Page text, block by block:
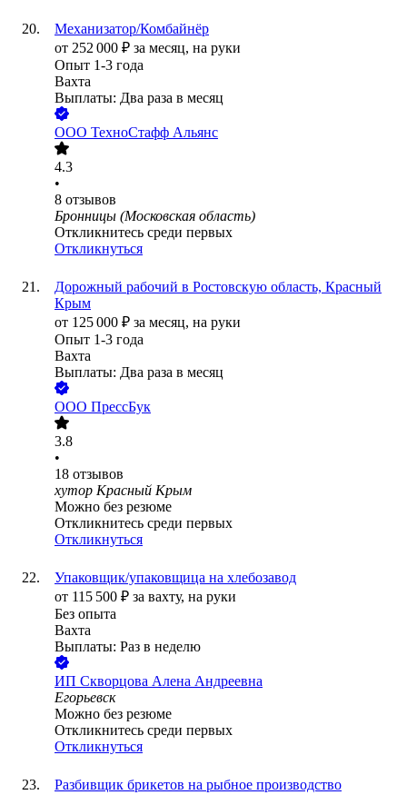
Механизатор/Комбайнёр
от 252 000 ₽ за месяц, на руки
Опыт 1-3 года
Вахта
Выплаты: Два раза в месяц
ООО ТехноСтафф Альянс
4.3
•
8 отзывов
Бронницы (Московская область)
Откликнитесь среди первых
Откликнуться
Дорожный рабочий в Ростовскую область, Красный
Крым
от 125 000 ₽ за месяц, на руки
Опыт 1-3 года
Вахта
Выплаты: Два раза в месяц
ООО ПрессБук
3.8
•
18 отзывов
хутор Красный Крым
Можно без резюме
Откликнитесь среди первых
Откликнуться
Упаковщик/упаковщица на хлебозавод
от 115 500 ₽ за вахту, на руки
Без опыта
Вахта
Выплаты: Раз в неделю
ИП Скворцова Алена Андреевна
Егорьевск
Можно без резюме
Откликнитесь среди первых
Откликнуться
Разбивщик брикетов на рыбное производство